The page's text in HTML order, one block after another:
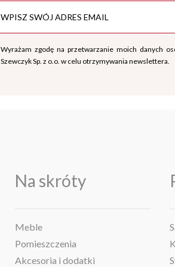
Wyrażam zgodę na przetwarzanie moich danych
Szewczyk Sp. z o.o. w celu otrzymywania newslettera.
Na skróty
Meble
Pomieszczenia
Akcesoria i dodatki